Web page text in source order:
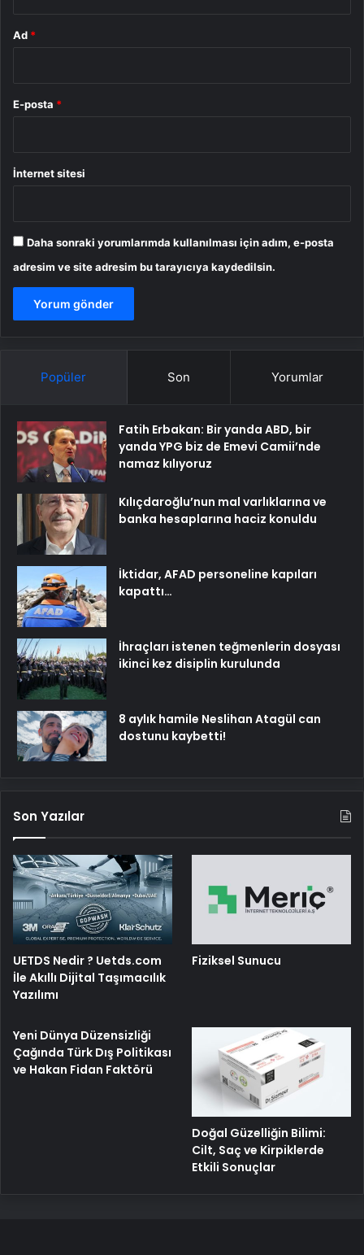
Ad *
E-posta *
İnternet sitesi
Daha sonraki yorumlarımda kullanılması için adım, e-posta
adresim ve site adresim bu tarayıcıya kaydedilsin.
Popüler Son Yorumlar
Fatih Erbakan: Bir yanda ABD, bir
yanda YPG biz de Emevi Camii’nde
namaz kılıyoruz
Kılıçdaroğlu’nun mal varlıklarına ve
banka hesaplarına haciz konuldu
İktidar, AFAD personeline kapıları
kapattı…
İhraçları istenen teğmenlerin dosyası
ikinci kez disiplin kurulunda
8 aylık hamile Neslihan Atagül can
dostunu kaybetti!
Son Yazılar
UETDS Nedir ? Uetds.com
İle Akıllı Dijital Taşımacılık
Yazılımı
Fiziksel Sunucu
Yeni Dünya Düzensizliği
Çağında Türk Dış Politikası
ve Hakan Fidan Faktörü
Doğal Güzelliğin Bilimi:
Cilt, Saç ve Kirpiklerde
Etkili Sonuçlar